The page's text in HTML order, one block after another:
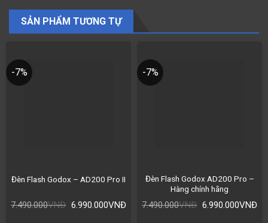
SẢN PHẨM TƯƠNG TỰ
-7%
Đèn Flash Godox – AD200 Pro II
7.490.000VNĐ 6.990.000VNĐ
-7%
Đèn Flash Godox AD200 Pro –
Hàng chính hãng
7.490.000VNĐ 6.990.000VNĐ